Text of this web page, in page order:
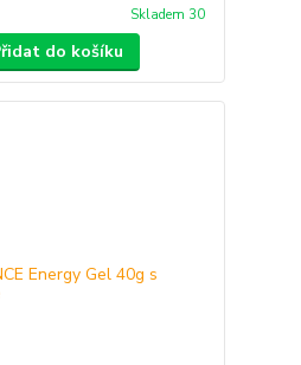
Skladem 30
do košíku